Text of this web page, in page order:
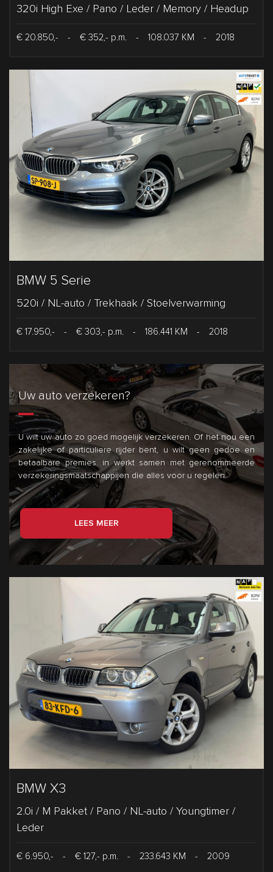
320i High Exe / Pano / Leder / Memory / Headup
€ 20.850,- - € 352,- p.m. - 108.037 KM - 2018
BMW 5 Serie
520i / NL-auto / Trekhaak / Stoelverwarming
€ 17.950,- - € 303,- p.m. - 186.441 KM - 2018
Uw auto verzekeren?
U wilt uw auto zo goed mogelijk verzekeren. Of het nou een
zakelijke of particuliere rijder bent, u wilt geen gedoe en
betaalbare premies. inwerkt samen met gerenommeerde
verzekeringsmaatschappijen die alles voor u regelen.
LEES MEER
BMW X3
2.0i / M Pakket / Pano / NL-auto / Youngtimer /
Leder
€ 6.950,- - € 127,- p.m. - 233.643 KM - 2009